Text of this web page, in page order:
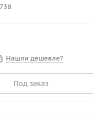
Нашли дешевле?
Под заказ